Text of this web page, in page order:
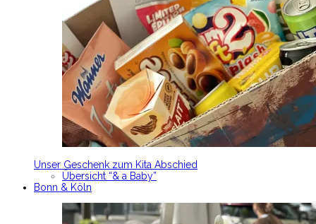
Unser Geschenk zum Kita Abschied
Übersicht “& a Baby”
Bonn & Köln